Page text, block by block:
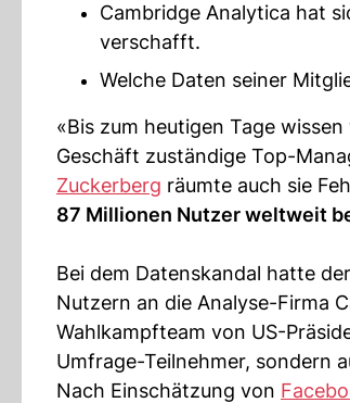
Cambridge Analytica hat
verschafft.
Welche Daten seiner
«Bis zum heutigen Tage
Geschäft zuständige Top-
Zuckerberg räumte auch sie
87 Millionen Nutzer weltweit
Bei dem Datenskandal hatte
Nutzern an die Analyse-Firma
Wahlkampfteam von US-
Umfrage-Teilnehmer, sondern
Nach Einschätzung von